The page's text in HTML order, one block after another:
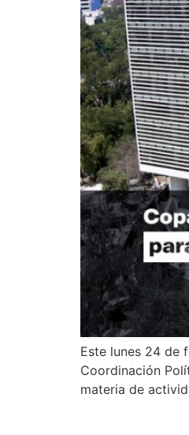
Este lunes 24 de
Coordinación
materia de